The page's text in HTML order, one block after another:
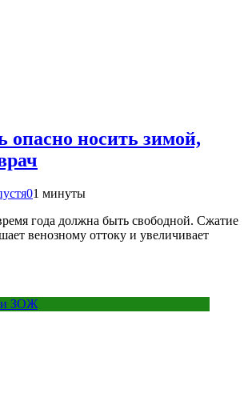
опасно носить зимой,
01 минуты
года должна быть свободной. Сжатие
венозному оттоку и увеличивает
ЗОЖ